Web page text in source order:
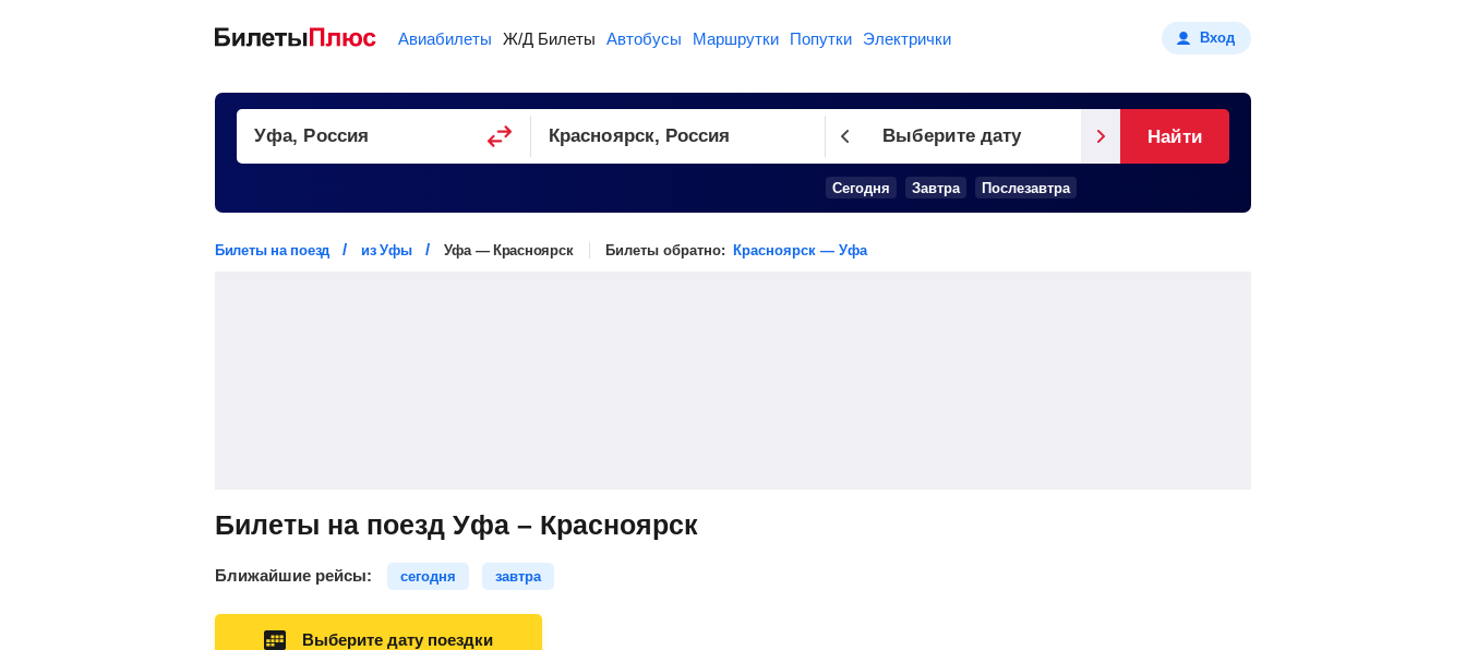
Авиабилеты Ж/Д Билеты Автобусы Маршрутки Попутки Электрички Вход
Выберите дату
Сегодня Завтра Послезавтра
Найти
Билеты на поезд из Уфы Уфа — Красноярск Билеты обратно: Красноярск — Уфа
Билеты на поезд Уфа – Красноярск
Ближайшие рейсы: сегодня завтра
Выберите дату поездки